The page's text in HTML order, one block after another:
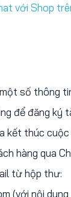
với Shop
số thông
để đăng ký
kết thúc
hàng qua
từ hộp thư:
(với nội